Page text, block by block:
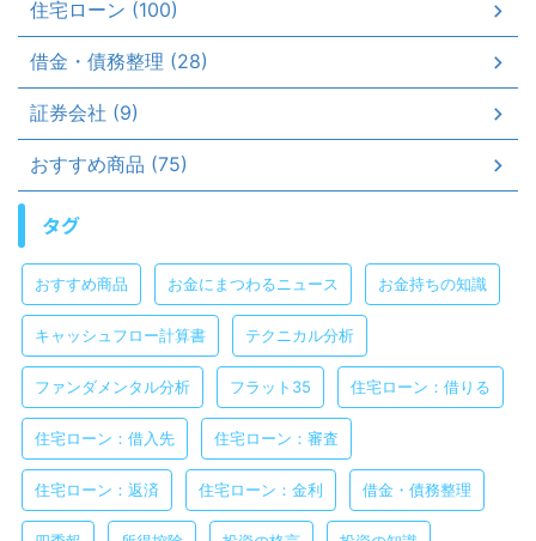
住宅ローン (100)
借金・債務整理 (28)
証券会社 (9)
おすすめ商品 (75)
タグ
おすすめ商品 お金にまつわるニュース お金持ちの知識
キャッシュフロー計算書 テクニカル分析
ファンダメンタル分析 フラット35 住宅ローン：借りる
住宅ローン：借入先 住宅ローン：審査
住宅ローン：返済 住宅ローン：金利 借金・債務整理